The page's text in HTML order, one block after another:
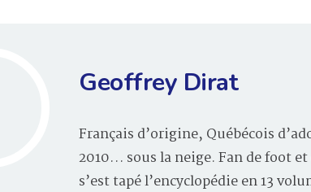
Geoffrey Dirat
Français d’origine, Québécois
2010… sous la neige. Fan de foot
s’est tapé l’encyclopédie en 13